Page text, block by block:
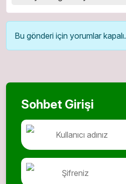
Bu gönderi için yorumlar kapalı.
Sohbet Girişi